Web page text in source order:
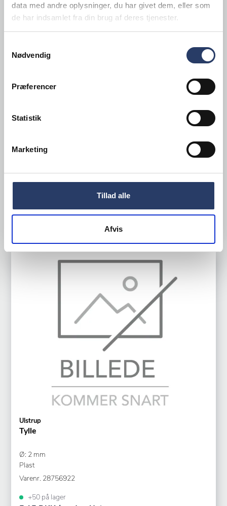
data med andre oplysninger, du har givet dem, eller som
de har indsamlet fra din brug af deres tjenester.
Nødvendig
Præferencer
Statistik
Marketing
Tillad alle
Afvis
Varenr.28757422
+50 på lager
5,15 DKK /productUnit
LÆG I KURV
Ulstrup
Tylle
Ø: 2 mm
Plast
Varenr. 28756922
+50 på lager